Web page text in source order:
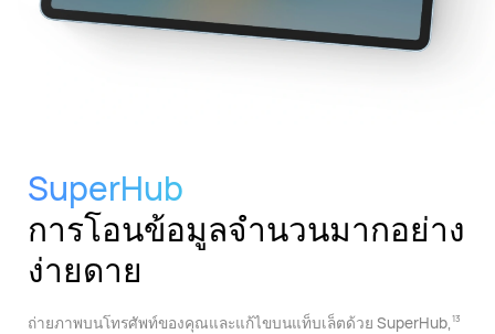
SuperHub
การโอนข้อมูลจํานวนมากอย่าง
ง่ายดาย
ถ่ายภาพบนโทรศัพท์ของคุณและแก้ไขบนแท็บเล็ตด้วย SuperHub,13